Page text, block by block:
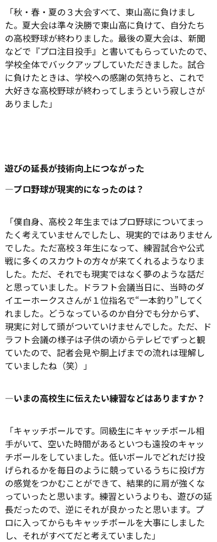
「秋・春・夏の３大会すべて、東山高に負けまし
た。夏大会は準々決勝で東山高に負けて、自分たち
の高校野球が終わりました。最後の夏大会は、新聞
などで『プロ注目投手』と書いてもらっていたので、
学校全体でバックアップしていただきました。試合
に負けたときは、学校への感謝の気持ちと、これで
大好きな高校野球が終わってしまうという寂しさが
ありました」
遊びの延長が技術向上につながった
―プロ野球が現実的になったのは？
「僕自身、高校２年生まではプロ野球についてまっ
たく考えていませんでしたし、現実的ではありません
でした。ただ高校３年生になって、練習試合や公式
戦に多くのスカウトの方々が来てくれるようなりま
した。ただ、それでも現実ではなく夢のような話だ
と思っていました。ドラフト会議当日に、当時のダ
イエーホークスさんが１位指名で“一本釣り”してく
れました。どうなっているのか自分でも分からず、
現実に対して頭がついていけませんでした。ただ、ド
ラフト会議の様子は子供の頃からテレビでずっと観
ていたので、記者会見や胴上げまでの流れは理解し
ていましたね（笑）」
―いまの高校生に伝えたい練習などはありますか？
「キャッチボールです。同級生にキャッチボール相
手がいて、空いた時間があるといつも遠投のキャッ
チボールをしていました。低いボールでどれだけ投
げられるかを毎日のように競っているうちに投げ方
の感覚をつかむことができて、結果的に肩が強くな
っていったと思います。練習というよりも、遊びの延
長だったので、逆にそれが良かったと思います。プ
ロに入ってからもキャッチボールを大事にしました
し、それがすべてだと考えていました」